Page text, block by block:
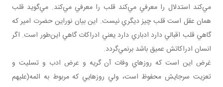
مي‌کند استدلال را معرفي مي‌کند قلب را معرفي مي‌کند. مي‌گويد قلب
همان عقل است قلب چيز ديگري نيست. اين بيان نوراين حضرت امير که
گاهي قلب اقبالي دارد ادباري دارد يعني ادراکات گاهي اين‌طور است. اگر
انسان ادراکاتش عميق باشد برنمي‌گردد.
غرض اين است که روزهاي وفات آن گريه و عرض ادب و تسليت و
تعزيت سرجايش محفوظ است، ولي روزهايي که مربوط به ائمه(عليهم